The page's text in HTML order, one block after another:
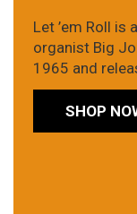
Let ’em Roll is
organist Big
1965 and
SHOP